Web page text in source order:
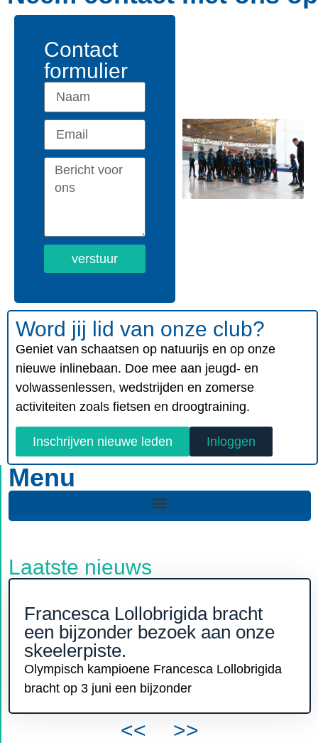
Contact
formulier
verstuur
Word jij lid van onze club?
Geniet van schaatsen op natuurijs en op onze
nieuwe inlinebaan. Doe mee aan jeugd- en
volwassenlessen, wedstrijden en zomerse
activiteiten zoals fietsen en droogtraining.
Inschrijven nieuwe leden Inloggen
Menu
Laatste nieuws
Francesca Lollobrigida bracht
een bijzonder bezoek aan onze
skeelerpiste.
Olympisch kampioene Francesca Lollobrigida
bracht op 3 juni een bijzonder
<< >>